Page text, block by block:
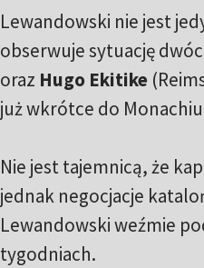
Lewandowski nie jest
obserwuje sytuację
oraz Hugo Ekitike
już wkrótce do
Nie jest tajemnicą, że
jednak negocjacje
Lewandowski weźmie
tygodniach.